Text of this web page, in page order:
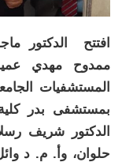
افتتح الدكتور
ممدوح مهدي
المستشفيات
بمستشفى بدر
الدكتور شريف
حلوان، وأ. م. د